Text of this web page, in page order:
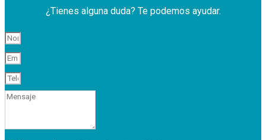
¿Tienes alguna duda? Te podemos ayudar.